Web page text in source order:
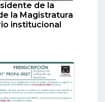
de la
la Magistratura
institucional